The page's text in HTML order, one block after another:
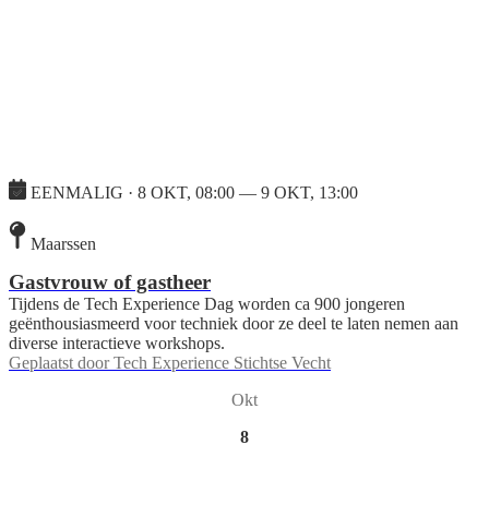
EENMALIG · 8 OKT, 08:00 — 9 OKT, 13:00
Maarssen
Gastvrouw of gastheer
Tijdens de Tech Experience Dag worden ca 900 jongeren
geënthousiasmeerd voor techniek door ze deel te laten nemen aan
diverse interactieve workshops.
Geplaatst door Tech Experience Stichtse Vecht
Okt
8